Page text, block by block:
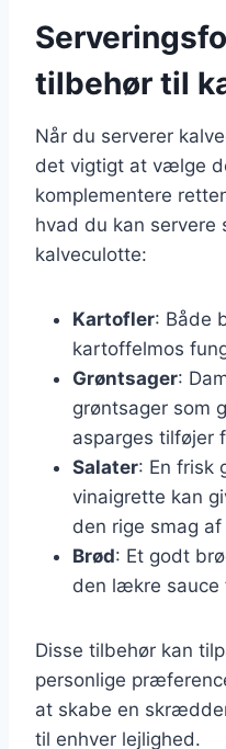
tilbehør til
Når du serverer
det vigtigt at vælge
komplementere
hvad du kan servere
kalveculotte:
Kartofler: Både
kartoffelmos
Grøntsager:
grøntsager som
asparges tilføjer
Salater: En frisk
vinaigrette kan
den rige smag
Brød: Et godt
den lækre sauce
Disse tilbehør kan
personlige
at skabe en
til enhver lejlighed.